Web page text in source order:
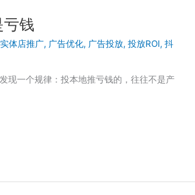
钱
实体店推广, 广告优化, 广告投放,投放ROI,抖
现一个规律：投本地推亏钱的，往往不是产